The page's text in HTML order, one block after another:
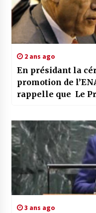
2 ans ago
En présidant la
promotion de
rappelle que Le
3 ans ago